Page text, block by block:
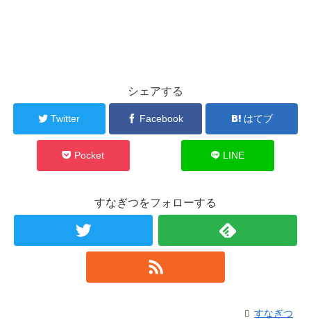
シェアする
Twitter Facebook はてブ
Pocket LINE
すなぎつをフォローする
すなぎつ